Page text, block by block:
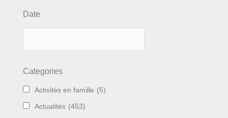
Date
Categories
Activités en famille (5)
Actualités (453)